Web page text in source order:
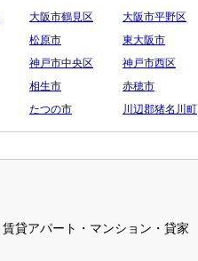
大阪市鶴見区 大阪市平野区
松原市 東大阪市
神戸市中央区 神戸市西区
相生市 赤穂市
たつの市 川辺郡猪名川町
賃貸アパート・マンション・貸家